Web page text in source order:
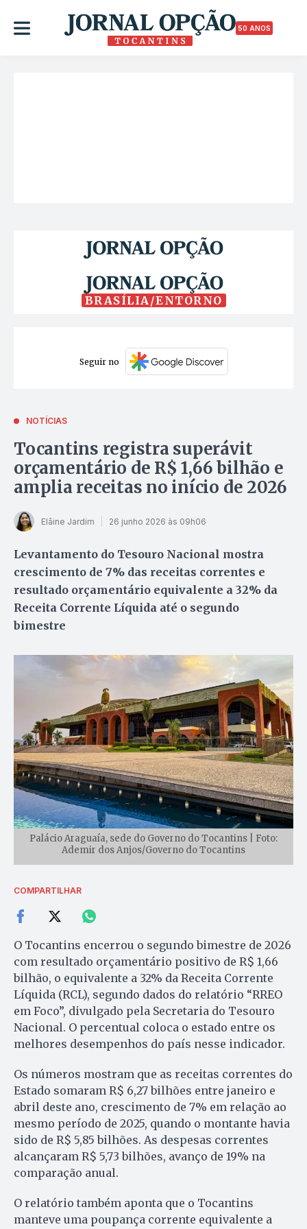
50 ANOS
BRASÍLIA/ENTORNO
Seguir no
NOTÍCIAS
Tocantins registra superávit
orçamentário de R$ 1,66 bilhão e
amplia receitas no início de 2026
Elâine Jardim 26 junho 2026 às 09h06
Levantamento do Tesouro Nacional mostra
crescimento de 7% das receitas correntes e
resultado orçamentário equivalente a 32% da
Receita Corrente Líquida até o segundo
bimestre
Palácio Araguaía, sede do Governo do Tocantins | Foto:
Ademir dos Anjos/Governo do Tocantins
COMPARTILHAR
O Tocantins encerrou o segundo bimestre de 2026
com resultado orçamentário positivo de R$ 1,66
bilhão, o equivalente a 32% da Receita Corrente
Líquida (RCL), segundo dados do relatório “RREO
em Foco”, divulgado pela Secretaria do Tesouro
Nacional. O percentual coloca o estado entre os
melhores desempenhos do país nesse indicador.
Os números mostram que as receitas correntes do
Estado somaram R$ 6,27 bilhões entre janeiro e
abril deste ano, crescimento de 7% em relação ao
mesmo período de 2025, quando o montante havia
sido de R$ 5,85 bilhões. As despesas correntes
alcançaram R$ 5,73 bilhões, avanço de 19% na
comparação anual.
O relatório também aponta que o Tocantins
manteve uma poupança corrente equivalente a